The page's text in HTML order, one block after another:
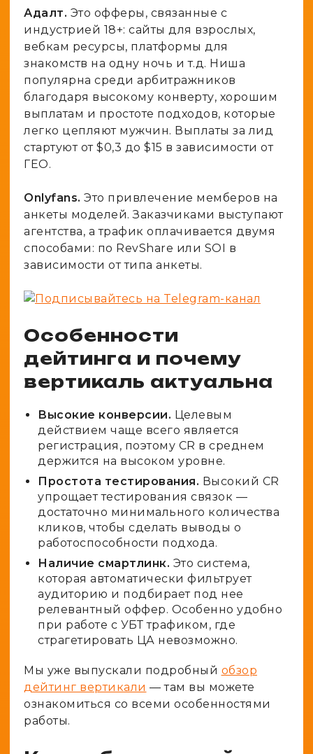
Адалт. Это офферы, связанные с
индустрией 18+: сайты для взрослых,
вебкам ресурсы, платформы для
знакомств на одну ночь и т.д. Ниша
популярна среди арбитражников
благодаря высокому конверту, хорошим
выплатам и простоте подходов, которые
легко цепляют мужчин. Выплаты за лид
стартуют от $0,3 до $15 в зависимости от
ГЕО.
Onlyfans. Это привлечение мемберов на
анкеты моделей. Заказчиками выступают
агентства, а трафик оплачивается двумя
способами: по RevShare или SOI в
зависимости от типа анкеты.
Особенности
дейтинга и почему
вертикаль актуальна
Высокие конверсии. Целевым
действием чаще всего является
регистрация, поэтому CR в среднем
держится на высоком уровне.
Простота тестирования. Высокий CR
упрощает тестирования связок —
достаточно минимального количества
кликов, чтобы сделать выводы о
работоспособности подхода.
Наличие смартлинк. Это система,
которая автоматически фильтрует
аудиторию и подбирает под нее
релевантный оффер. Особенно удобно
при работе с УБТ трафиком, где
страгетировать ЦА невозможно.
Мы уже выпускали подробный обзор
дейтинг вертикали — там вы можете
ознакомиться со всеми особенностями
работы.